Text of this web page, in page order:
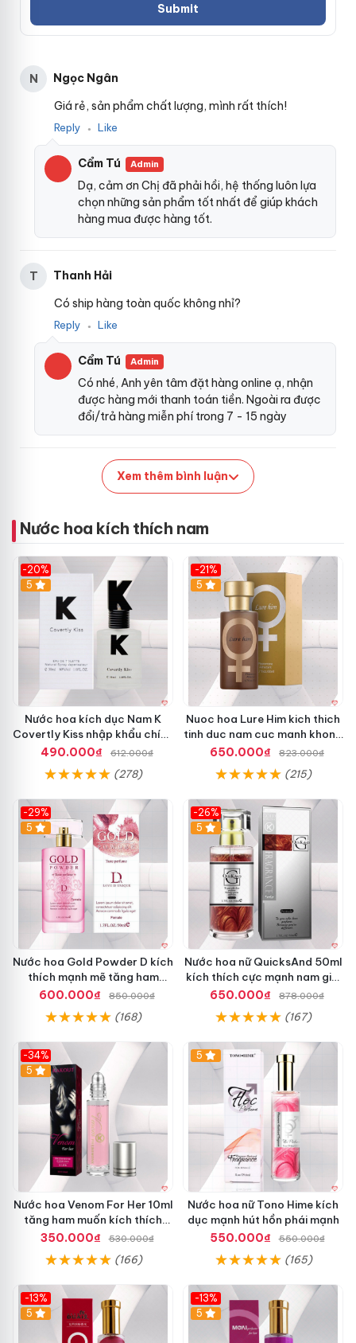
N
Ngọc Ngân
Giá rẻ, sản phẩm chất lượng, mình rất thích!
Reply ● Like
Cẩm Tú Admin
Dạ, cảm ơn Chị đã phải hồi, hệ thống luôn lựa
chọn những sản phẩm tốt nhất để giúp khách
hàng mua được hàng tốt.
T
Thanh Hải
Có ship hàng toàn quốc không nhỉ?
Reply ● Like
Cẩm Tú Admin
Có nhé, Anh yên tâm đặt hàng online ạ, nhận
được hàng mới thanh toán tiền. Ngoài ra được
đổi/trả hàng miễn phí trong 7 - 15 ngày
Xem thêm bình luận
Nước hoa kích thích nam
-20%
5
Nước hoa kích dục Nam K
Covertly Kiss nhập khẩu chính
hãng
490.000₫ 612.000₫
(278)
-21%
5
Nuoc hoa Lure Him kich thich
tinh duc nam cuc manh khong
mui
650.000₫ 823.000₫
(215)
-29%
5
Nước hoa Gold Powder D kích
thích mạnh mẽ tăng ham
muốn nam giới chính hãng
600.000₫ 850.000₫
(168)
-26%
5
Nước hoa nữ QuicksAnd 50ml
kích thích cực mạnh nam giới
không mùi
650.000₫ 878.000₫
(167)
-34%
5
Nước hoa Venom For Her 10ml
tăng ham muốn kích thích
nam giới mạnh mẽ
350.000₫ 530.000₫
(166)
5
Nước hoa nữ Tono Hime kích
dục mạnh hút hồn phái mạnh
550.000₫
550.000₫
(165)
-13%
Hot
5
-13%
Hot
5